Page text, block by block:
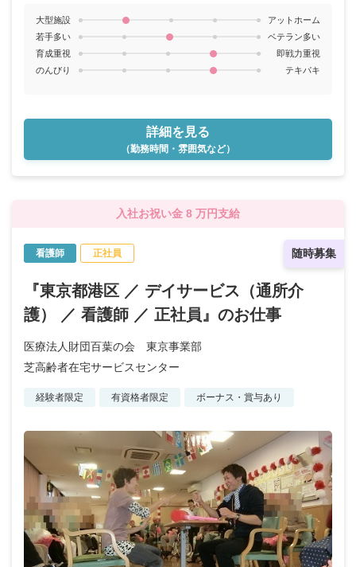
大型施設
アットホーム
若手多い
ベテラン多い
育成重視
即戦力重視
のんびり
テキパキ
詳細を見る
（勤務時間・雰囲気など）
入社お祝い金 8 万円支給
随時募集
看護師 正社員
『東京都港区 ／ デイサービス（通所介
護） ／ 看護師 ／ 正社員』のお仕事
医療法人財団百葉の会 東京事業部
芝高齢者在宅サービスセンター
経験者限定 有資格者限定 ボーナス・賞与あり